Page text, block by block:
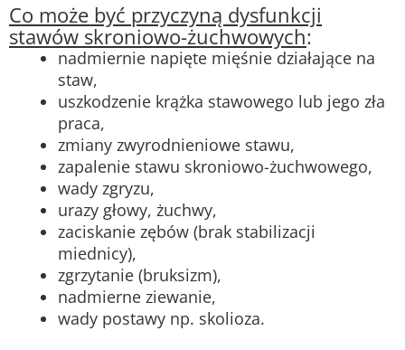
Co może być przyczyną dysfunkcji
stawów skroniowo-żuchwowych:
nadmiernie napięte mięśnie działające na
staw,
uszkodzenie krążka stawowego lub jego zła
praca,
zmiany zwyrodnieniowe stawu,
zapalenie stawu skroniowo-żuchwowego,
wady zgryzu,
urazy głowy, żuchwy,
zaciskanie zębów (brak stabilizacji
miednicy),
zgrzytanie (bruksizm),
nadmierne ziewanie,
wady postawy np. skolioza.